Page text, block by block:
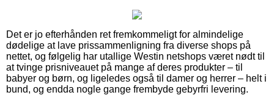
Det er jo efterhånden ret fremkommeligt for almindelige
dødelige at lave prissammenligning fra diverse shops på
nettet, og følgelig har utallige Westin netshops været nødt til
at tvinge prisniveauet på mange af deres produkter – til
babyer og børn, og ligeledes også til damer og herrer – helt i
bund, og endda nogle gange frembyde gebyrfri levering.